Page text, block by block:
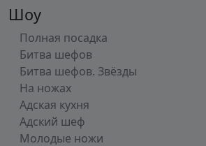
Шоу
Полная посадка
Битва шефов
Битва шефов. Звёзды
На ножах
Адская кухня
Адский шеф
Молодые ножи